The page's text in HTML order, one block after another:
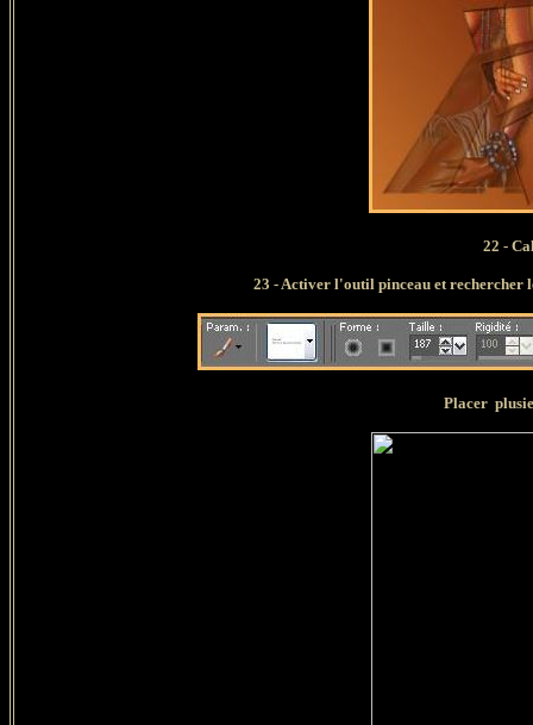
22 -
23 - Activer l'outil pinceau et rechercher
Placer plusieurs